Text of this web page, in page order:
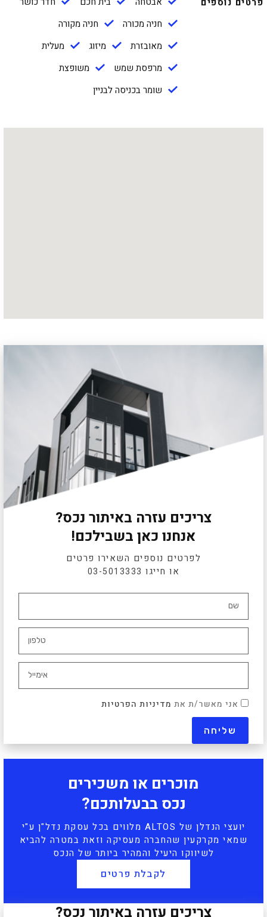
חניה מכורה
חניה מקורה
מאובזרת
מיזוג
מעלית
מרפסת שמש
משופצת
שומר בכניסה לבניין
צריכים עזרה באיתור נכס?
אנחנו כאן בשבילכם!
לפרטים נוספים השאירו פרטים
או חייגו 03-5013333
אני מאשר/ת את מדיניות הפרטיות
מוכרים או משכירים
נכס בבעלותכם?
יועצי הנדלן של ALTOS מלווים בכל עסקת נדל"ן ע"י
שמאי מקרקעין שהחברה מעסיקה וזאת במטרה להביא
לשיווקו היעיל והמהיר ביותר של הנכס
לקבלת פרטים
צריכים עזרה באיתור נכס?